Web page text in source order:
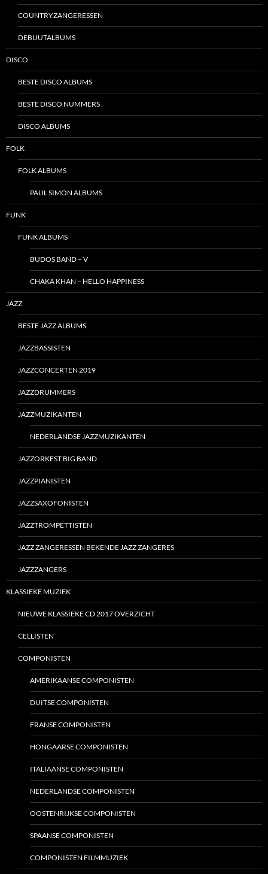
COUNTRYZANGERESSEN
DEBUUTALBUMS
DISCO
BESTE DISCO ALBUMS
BESTE DISCO NUMMERS
DISCO ALBUMS
FOLK
FOLK ALBUMS
PAUL SIMON ALBUMS
FUNK
FUNK ALBUMS
BUDOS BAND – V
CHAKA KHAN – HELLO HAPPINESS
JAZZ
BESTE JAZZ ALBUMS
JAZZBASSISTEN
JAZZCONCERTEN 2019
JAZZDRUMMERS
JAZZMUZIKANTEN
NEDERLANDSE JAZZMUZIKANTEN
JAZZORKEST BIG BAND
JAZZPIANISTEN
JAZZSAXOFONISTEN
JAZZTROMPETTISTEN
JAZZ ZANGERESSEN BEKENDE JAZZ ZANGERES
JAZZZANGERS
KLASSIEKE MUZIEK
NIEUWE KLASSIEKE CD 2017 OVERZICHT
CELLISTEN
COMPONISTEN
AMERIKAANSE COMPONISTEN
DUITSE COMPONISTEN
FRANSE COMPONISTEN
HONGAARSE COMPONISTEN
ITALIAANSE COMPONISTEN
NEDERLANDSE COMPONISTEN
OOSTENRIJKSE COMPONISTEN
SPAANSE COMPONISTEN
COMPONISTEN FILMMUZIEK